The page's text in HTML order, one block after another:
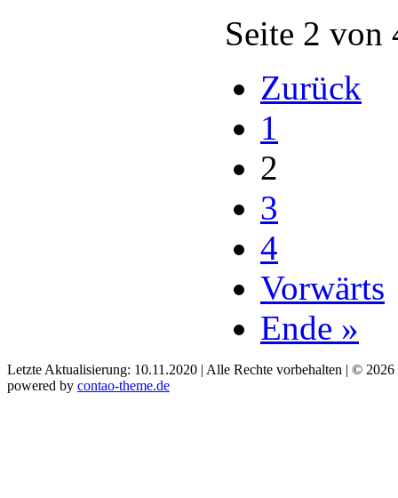
Seite 2 von
Zurück
1
2
3
4
Vorwärts
Ende »
Letzte Aktualisierung: 10.11.2020 | Alle Rechte vorbehalten | © 2026
powered by contao-theme.de